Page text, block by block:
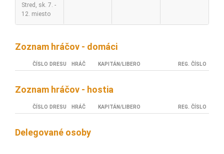
Stred, sk. 7. -
12. miesto
Zoznam hráčov - domáci
ČÍSLO DRESU HRÁČ KAPITÁN/LIBERO REG. ČÍSLO
Zoznam hráčov - hostia
ČÍSLO DRESU HRÁČ KAPITÁN/LIBERO REG. ČÍSLO
Delegované osoby